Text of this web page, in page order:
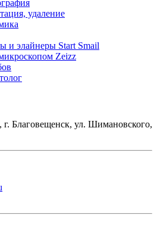
удаление
и элайнеры Start Smail
Zeizz
г. Благовещенск, ул. Шимановского,